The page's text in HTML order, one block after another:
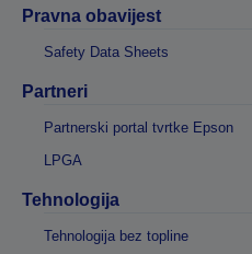
Pravna obavijest
Safety Data Sheets
Partneri
Partnerski portal tvrtke Epson
LPGA
Tehnologija
Tehnologija bez topline